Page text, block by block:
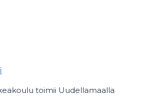
toimii Uudellamaalla